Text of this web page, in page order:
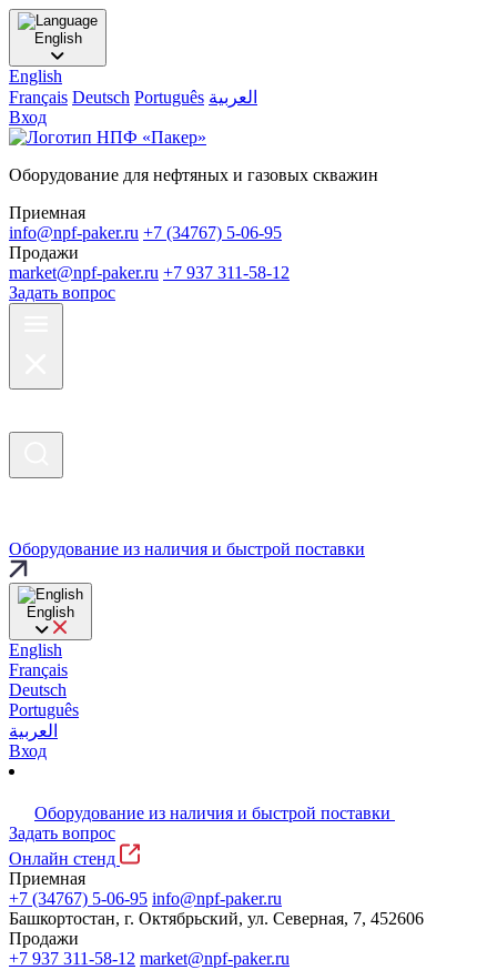
English
English
Français Deutsch Português العربية
Вход
Оборудование для нефтяных и газовых скважин
Приемная
info@npf-paker.ru +7 (34767) 5-06-95
Продажи
market@npf-paker.ru +7 937 311-58-12
Задать вопрос
Оборудование из наличия и быстрой поставки
English
English
Français
Deutsch
Português
العربية
Вход
Оборудование из наличия и быстрой поставки
Задать вопрос
Онлайн стенд
Приемная
+7 (34767) 5-06-95 info@npf-paker.ru
Башкортостан, г. Октябрьский, ул. Северная, 7, 452606
Продажи
+7 937 311-58-12 market@npf-paker.ru